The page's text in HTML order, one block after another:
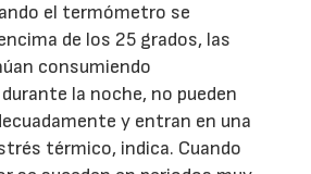
el termómetro se
de los 25 grados, las
consumiendo
la noche, no pueden
y entran en una
térmico, indica. Cuando